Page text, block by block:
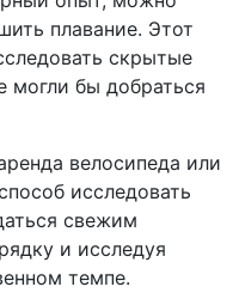
плавание. Этот
скрытые
бы добраться
велосипеда или
исследовать
свежим
и исследуя
темпе.